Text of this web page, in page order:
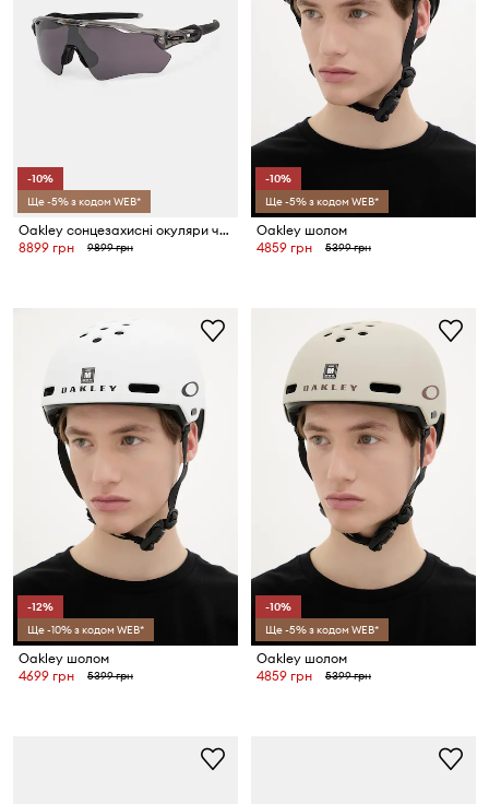
-10%
Ще -5% з кодом WEB*
Oakley сонцезахисні окуляри чоловічі
8899 грн
9899 грн
-10%
Ще -5% з кодом WEB*
Oakley шолом
4859 грн
5399 грн
-12%
Ще -10% з кодом WEB*
Oakley шолом
4699 грн
5399 грн
-10%
Ще -5% з кодом WEB*
Oakley шолом
4859 грн
5399 грн